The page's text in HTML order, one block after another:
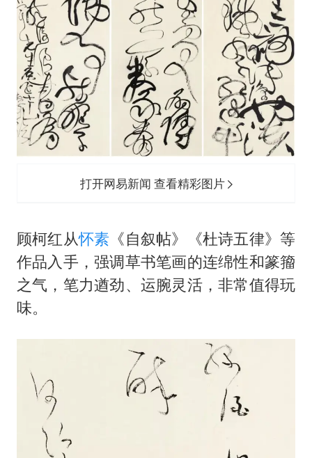
打开网易新闻 查看精彩图片
顾柯红从怀素 《自叙帖》《杜诗五律》等
作品入手，强调草书笔画的连绵性和篆籀
之气，笔力遒劲、运腕灵活，非常值得玩
味。